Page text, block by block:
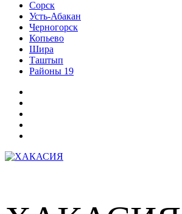
Сорск
Усть-Абакан
Черногорск
Копьево
Шира
Таштып
Районы 19